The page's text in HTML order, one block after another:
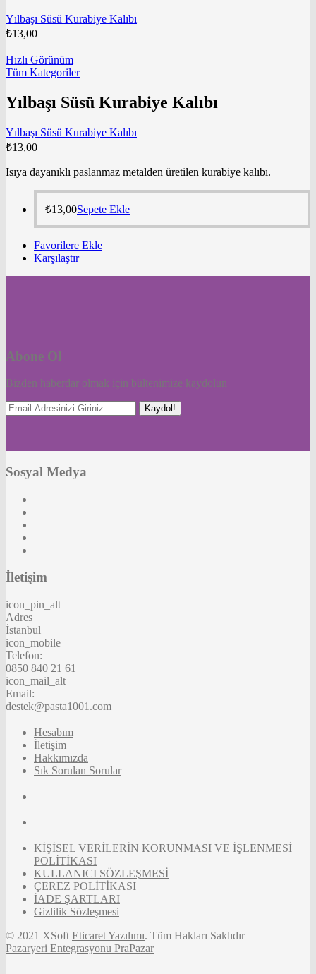
Yılbaşı Süsü Kurabiye Kalıbı
₺13,00
Hızlı Görünüm
Tüm Kategoriler
Yılbaşı Süsü Kurabiye Kalıbı
Yılbaşı Süsü Kurabiye Kalıbı
₺13,00
Isıya dayanıklı paslanmaz metalden üretilen kurabiye kalıbı.
₺13,00Sepete Ekle
Favorilere Ekle
Karşılaştır
Abone Ol
Bizden haberdar olmak için bültenimize kaydolun
Kaydol!
Sosyal Medya
İletişim
icon_pin_alt
Adres
İstanbul
icon_mobile
Telefon:
0850 840 21 61
icon_mail_alt
Email:
destek@pasta1001.com
Hesabım
İletişim
Hakkımızda
Sık Sorulan Sorular
KİŞİSEL VERİLERİN KORUNMASI VE İŞLENMESİ
POLİTİKASI
KULLANICI SÖZLEŞMESİ
ÇEREZ POLİTİKASI
İADE ŞARTLARI
Gizlilik Sözleşmesi
© 2021 XSoft Eticaret Yazılımı. Tüm Hakları Saklıdır
Pazaryeri Entegrasyonu PraPazar